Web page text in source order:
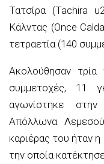
Τατσίρα (Tachira
Κάλντας (Once
τετραετία (140
Ακολούθησαν
συμμετοχές, 11
αγωνίστηκε
Απόλλωνα
καριέρας του ήταν
την οποία